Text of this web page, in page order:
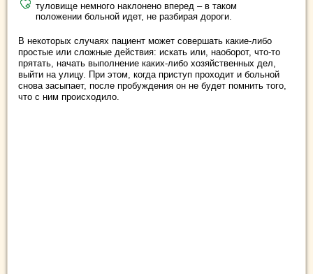
туловище немного наклонено вперед – в таком
положении больной идет, не разбирая дороги.
В некоторых случаях пациент может совершать какие-либо
простые или сложные действия: искать или, наоборот, что-то
прятать, начать выполнение каких-либо хозяйственных дел,
выйти на улицу. При этом, когда приступ проходит и больной
снова засыпает, после пробуждения он не будет помнить того,
что с ним происходило.